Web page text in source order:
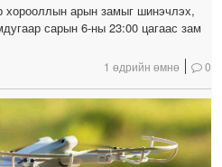
хорооллын арын замыг шинэчлэх,
сарын 6-ны 23:00 цагаас зам
1 өдрийн өмнө 0